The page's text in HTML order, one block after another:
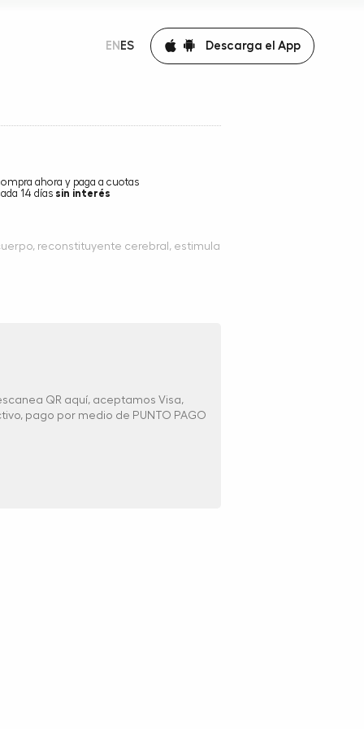
EN ES Descarga el App
ahora y paga a cuotas
14 días sin interés
reconstituyente cerebral, estimula
QR aquí, aceptamos Visa,
pago por medio de PUNTO PAGO